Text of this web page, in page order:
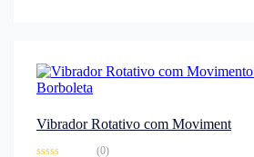
Vibrador Rotativo com Moviment
(0)